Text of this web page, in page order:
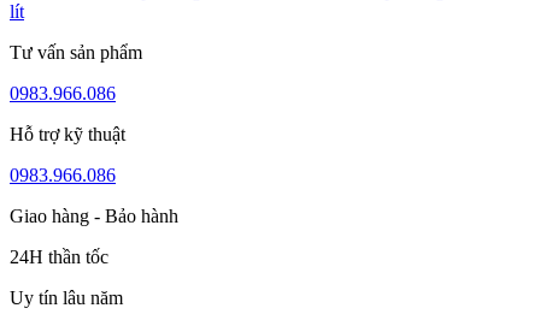
lít
Tư vấn sản phẩm
0983.966.086
Hỗ trợ kỹ thuật
0983.966.086
Giao hàng - Bảo hành
24H thần tốc
Uy tín lâu năm